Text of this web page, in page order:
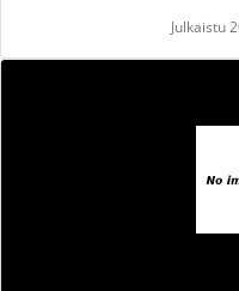
Julkaistu